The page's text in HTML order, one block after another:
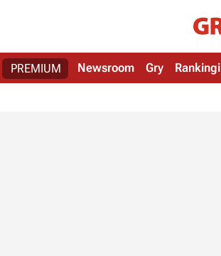
PREMIUM Newsroom Gry Rankingi